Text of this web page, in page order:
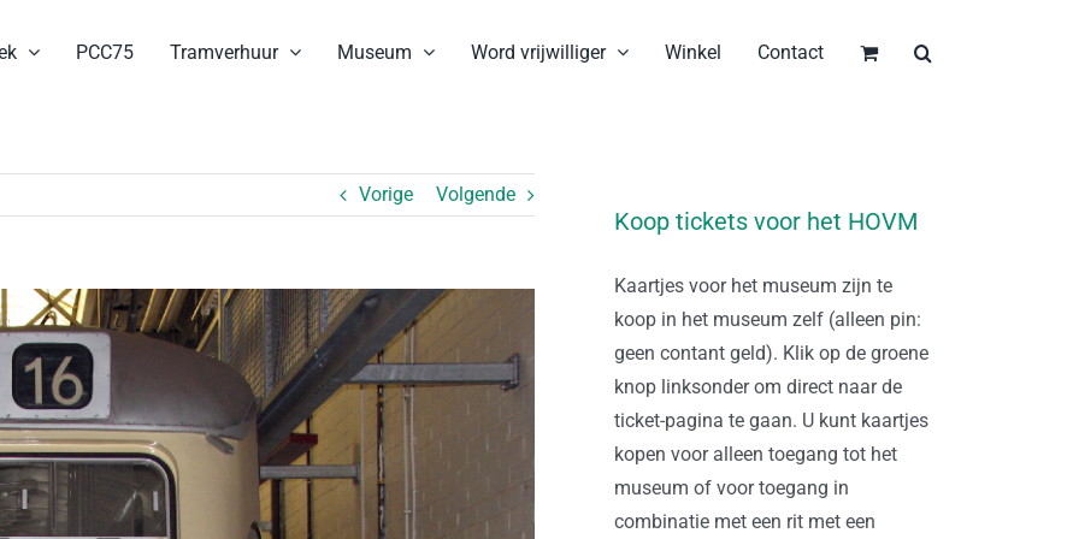
PCC75 Tramverhuur Museum Word vrijwilliger Winkel Contact
Vorige Volgende
Koop tickets voor het HOVM
Kaartjes voor het museum zijn te
koop in het museum zelf (alleen pin:
geen contant geld). Klik op de groene
knop linksonder om direct naar de
ticket-pagina te gaan. U kunt kaartjes
kopen voor alleen toegang tot het
museum of voor toegang in
combinatie met een rit met een